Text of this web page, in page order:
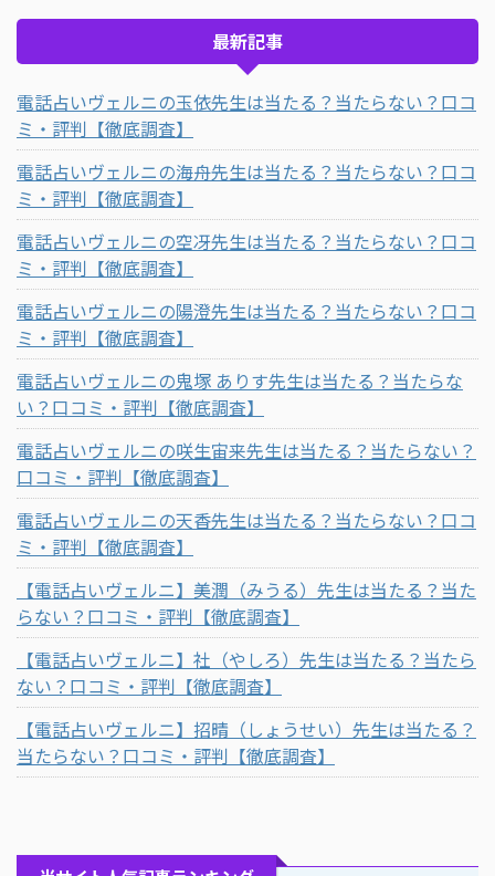
最新記事
電話占いヴェルニの玉依先生は当たる？当たらない？口コ
ミ・評判【徹底調査】
電話占いヴェルニの海舟先生は当たる？当たらない？口コ
ミ・評判【徹底調査】
電話占いヴェルニの空冴先生は当たる？当たらない？口コ
ミ・評判【徹底調査】
電話占いヴェルニの陽澄先生は当たる？当たらない？口コ
ミ・評判【徹底調査】
電話占いヴェルニの鬼塚 ありす先生は当たる？当たらな
い？口コミ・評判【徹底調査】
電話占いヴェルニの咲生宙来先生は当たる？当たらない？
口コミ・評判【徹底調査】
電話占いヴェルニの天香先生は当たる？当たらない？口コ
ミ・評判【徹底調査】
【電話占いヴェルニ】美潤（みうる）先生は当たる？当た
らない？口コミ・評判【徹底調査】
【電話占いヴェルニ】社（やしろ）先生は当たる？当たら
ない？口コミ・評判【徹底調査】
【電話占いヴェルニ】招晴（しょうせい）先生は当たる？
当たらない？口コミ・評判【徹底調査】